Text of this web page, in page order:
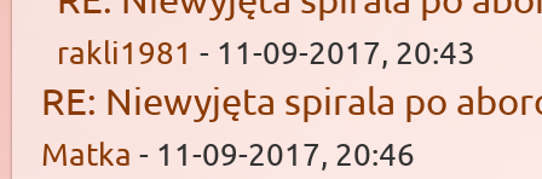
rakli1981 - 11-09-2017, 20:43
RE: Niewyjęta spirala po
Matka - 11-09-2017, 20:46